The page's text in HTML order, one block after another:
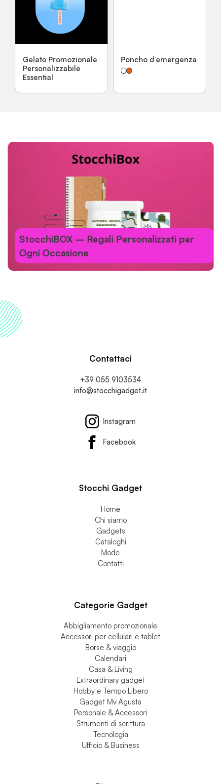
Gelato Promozionale
Personalizzabile
Essential
Poncho d’emergenza
StocchiBOX – Regali Personalizzati per
Ogni Occasione
Contattaci
+39 055 9103534
info@stocchigadget.it
Instagram
Facebook
Stocchi Gadget
Home
Chi siamo
Gadgets
Cataloghi
Mode
Contatti
Categorie Gadget
Abbigliamento promozionale
Accessori per cellulari e tablet
Borse & viaggio
Calendari
Casa & Living
Extraordinary gadget
Hobby e Tempo Libero
Gadget Mv Agusta
Personale & Accessori
Strumenti di scrittura
Tecnologia
Ufficio & Business